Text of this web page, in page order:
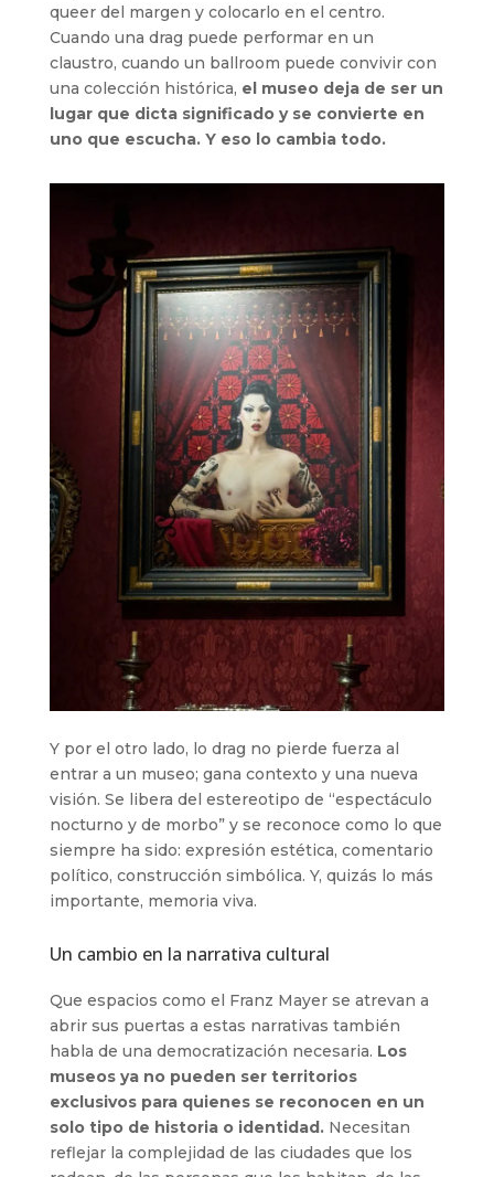
queer del margen y colocarlo en el centro.
Cuando una drag puede performar en un
claustro, cuando un ballroom puede convivir con
una colección histórica, el museo deja de ser un
lugar que dicta significado y se convierte en
uno que escucha. Y eso lo cambia todo.
Y por el otro lado, lo drag no pierde fuerza al
entrar a un museo; gana contexto y una nueva
visión. Se libera del estereotipo de “espectáculo
nocturno y de morbo” y se reconoce como lo que
siempre ha sido: expresión estética, comentario
político, construcción simbólica. Y, quizás lo más
importante, memoria viva.
Un cambio en la narrativa cultural
Que espacios como el Franz Mayer se atrevan a
abrir sus puertas a estas narrativas también
habla de una democratización necesaria. Los
museos ya no pueden ser territorios
exclusivos para quienes se reconocen en un
solo tipo de historia o identidad. Necesitan
reflejar la complejidad de las ciudades que los